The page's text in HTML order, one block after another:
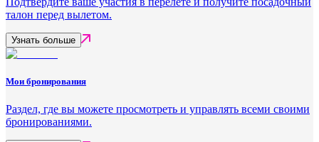
талон перед вылетом.
Узнать больше
Мои бронирования
Раздел, где вы можете просмотреть и управлять всеми своими
бронированиями.